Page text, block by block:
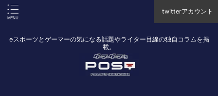
twitterアカウント
eスポーツとゲーマーの気になる話題やライター目線の独自コラムを掲
載。